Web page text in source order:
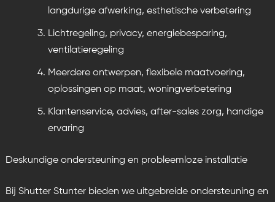
langdurige afwerking, esthetische verbetering
Lichtregeling, privacy, energiebesparing,
ventilatieregeling
Meerdere ontwerpen, flexibele maatvoering,
oplossingen op maat, woningverbetering
Klantenservice, advies, after-sales zorg, handige
ervaring
Deskundige ondersteuning en probleemloze installatie
Bij Shutter Stunter bieden we uitgebreide ondersteuning en